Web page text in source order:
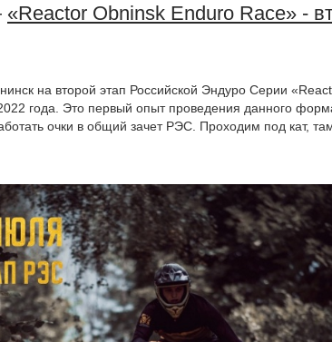
«Reactor Obninsk Enduro Race» -
на второй этап Российской Эндуро Серии
года. Это первый опыт проведения данного
очки в общий зачет РЭС. Проходим под кат,